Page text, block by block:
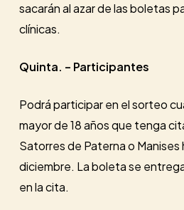
sacarán al azar de las boletas
clínicas.
Quinta. – Participantes
Podrá participar en el sorteo
mayor de 18 años que tenga
Satorres de Paterna o Manises
diciembre. La boleta se
en la cita.